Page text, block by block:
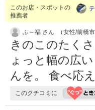
このお店・スポットの
推薦者
ふ～福 さん （女性/前橋市
きのこのたく
ょっと幅の広
んを。 食べ応
このクチコミに